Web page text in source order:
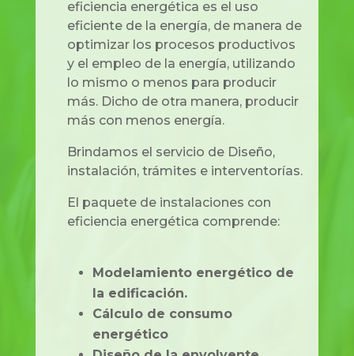
eficiencia energética es el uso
eficiente de la energía, de manera de
optimizar los procesos productivos
y el empleo de la energía, utilizando
lo mismo o menos para producir
más. Dicho de otra manera, producir
más con menos energía.
Brindamos el servicio de Diseño,
instalación, trámites e interventorías.
El paquete de instalaciones con
eficiencia energética comprende:
Modelamiento energético de
la edificación.
Cálculo de consumo
energético